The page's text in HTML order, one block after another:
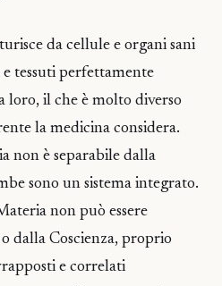
da cellule e organi sani
e tessuti perfettamente
loro, il che è molto diverso
la medicina considera.
non è separabile dalla
sono un sistema integrato.
non può essere
dalla Coscienza, proprio
e correlati